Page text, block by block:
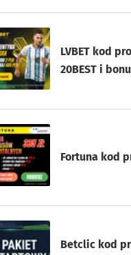
LVBET kod
20BEST i
Fortuna kod
Betclic kod